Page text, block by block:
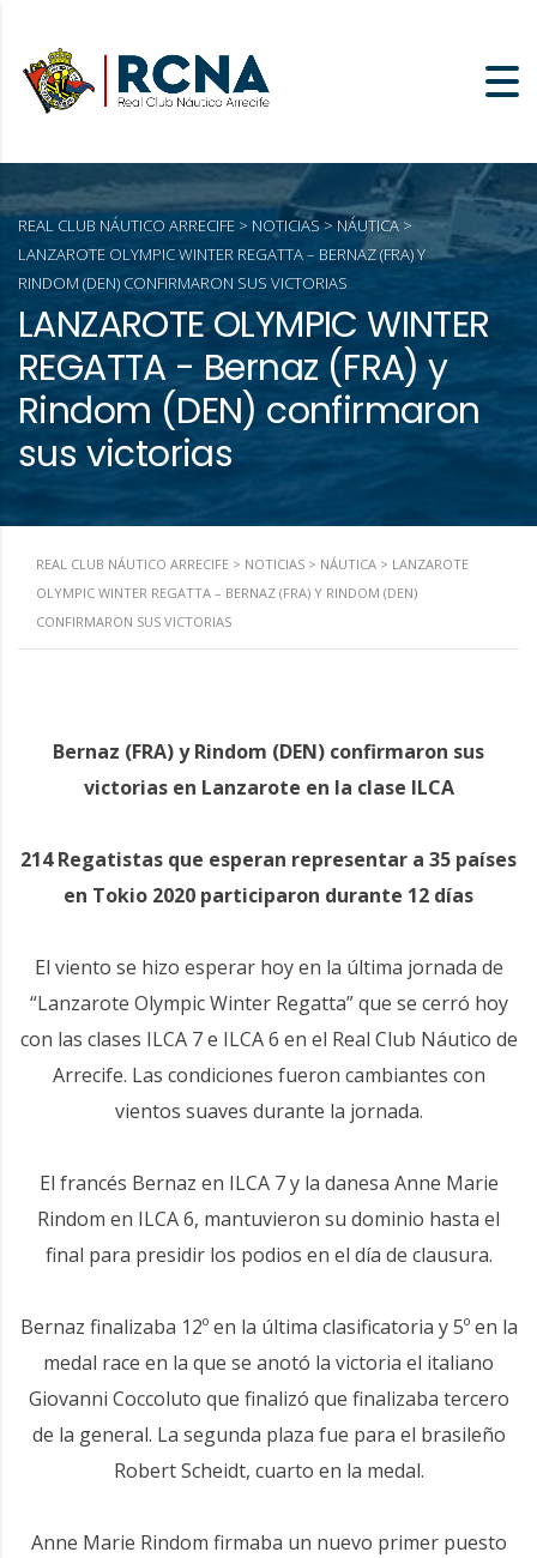
LANZAROTE OLYMPIC WINTER
REGATTA - Bernaz (FRA) y
Rindom (DEN) confirmaron
sus victorias
REAL CLUB NÁUTICO ARRECIFE > NOTICIAS> NÁUTICA>
LANZAROTE OLYMPIC WINTER REGATTA – BERNAZ (FRA) Y
RINDOM (DEN) CONFIRMARON SUS VICTORIAS
REAL CLUB NÁUTICO ARRECIFE > NOTICIAS > NÁUTICA > LANZAROTE
OLYMPIC WINTER REGATTA – BERNAZ (FRA) Y RINDOM (DEN)
CONFIRMARON SUS VICTORIAS
Bernaz (FRA) y Rindom (DEN) confirmaron sus
victorias en Lanzarote en la clase ILCA
214 Regatistas que esperan representar a 35 países
en Tokio 2020 participaron durante 12 días
El viento se hizo esperar hoy en la última jornada de
“Lanzarote Olympic Winter Regatta” que se cerró hoy
con las clases ILCA 7 e ILCA 6 en el Real Club Náutico de
Arrecife. Las condiciones fueron cambiantes con
vientos suaves durante la jornada.
El francés Bernaz en ILCA 7 y la danesa Anne Marie
Rindom en ILCA 6, mantuvieron su dominio hasta el
final para presidir los podios en el día de clausura.
Bernaz finalizaba 12º en la última clasificatoria y 5º en la
medal race en la que se anotó la victoria el italiano
Giovanni Coccoluto que finalizó que finalizaba tercero
de la general. La segunda plaza fue para el brasileño
Robert Scheidt, cuarto en la medal.
Anne Marie Rindom firmaba un nuevo primer puesto